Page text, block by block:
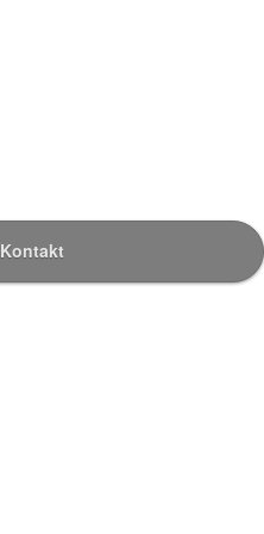
Kontakt